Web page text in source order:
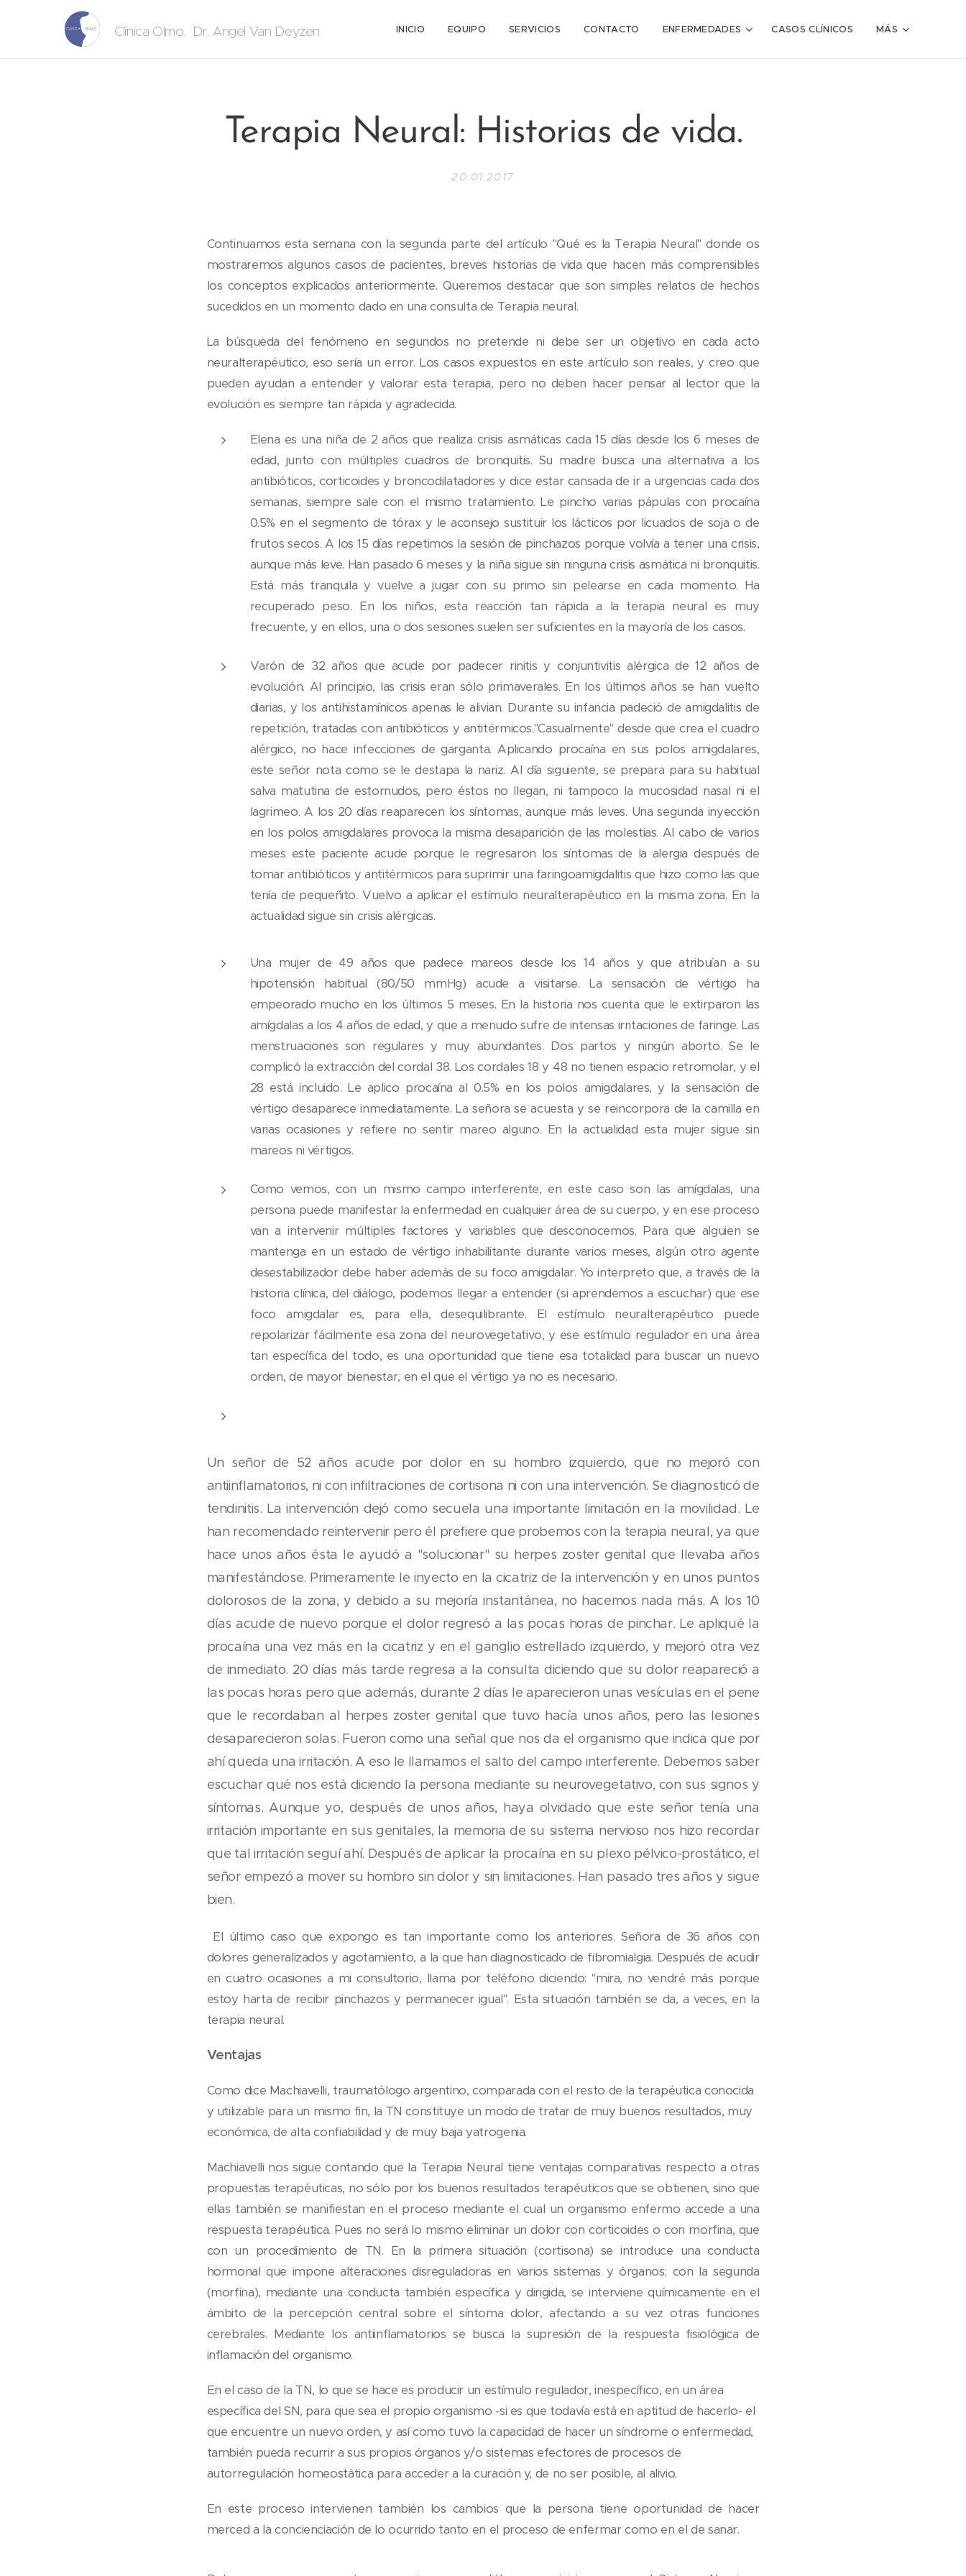
Clínica Olmo. Dr. Angel Van Deyzen INICIO EQUIPO SERVICIOS CONTACTO ENFERMEDADES CASOS CLÍNICOS MÁS
Terapia Neural: Historias de vida.
20.01.2017
Continuamos esta semana con la segunda parte del artículo "Qué es la Terapia Neural" donde os
mostraremos algunos casos de pacientes, breves historias de vida que hacen más comprensibles
los conceptos explicados anteriormente. Queremos destacar que son simples relatos de hechos
sucedidos en un momento dado en una consulta de Terapia neural.
La búsqueda del fenómeno en segundos no pretende ni debe ser un objetivo en cada acto
neuralterapéutico, eso sería un error. Los casos expuestos en este artículo son reales, y creo que
pueden ayudan a entender y valorar esta terapia, pero no deben hacer pensar al lector que la
evolución es siempre tan rápida y agradecida.
Elena es una niña de 2 años que realiza crisis asmáticas cada 15 días desde los 6 meses de
edad, junto con múltiples cuadros de bronquitis. Su madre busca una alternativa a los
antibióticos, corticoides y broncodilatadores y dice estar cansada de ir a urgencias cada dos
semanas, siempre sale con el mismo tratamiento. Le pincho varias pápulas con procaína
0.5% en el segmento de tórax y le aconsejo sustituir los lácticos por licuados de soja o de
frutos secos. A los 15 días repetimos la sesión de pinchazos porque volvía a tener una crisis,
aunque más leve. Han pasado 6 meses y la niña sigue sin ninguna crisis asmática ni bronquitis.
Está más tranquila y vuelve a jugar con su primo sin pelearse en cada momento. Ha
recuperado peso. En los niños, esta reacción tan rápida a la terapia neural es muy
frecuente, y en ellos, una o dos sesiones suelen ser suficientes en la mayoría de los casos.
Varón de 32 años que acude por padecer rinitis y conjuntivitis alérgica de 12 años de
evolución. Al principio, las crisis eran sólo primaverales. En los últimos años se han vuelto
diarias, y los antihistamínicos apenas le alivian. Durante su infancia padeció de amigdalitis de
repetición, tratadas con antibióticos y antitérmicos."Casualmente" desde que crea el cuadro
alérgico, no hace infecciones de garganta. Aplicando procaína en sus polos amigdalares,
este señor nota como se le destapa la nariz. Al día siguiente, se prepara para su habitual
salva matutina de estornudos, pero éstos no llegan, ni tampoco la mucosidad nasal ni el
lagrimeo. A los 20 días reaparecen los síntomas, aunque más leves. Una segunda inyección
en los polos amigdalares provoca la misma desaparición de las molestias. Al cabo de varios
meses este paciente acude porque le regresaron los síntomas de la alergia después de
tomar antibióticos y antitérmicos para suprimir una faringoamigdalitis que hizo como las que
tenía de pequeñito. Vuelvo a aplicar el estímulo neuralterapéutico en la misma zona. En la
actualidad sigue sin crisis alérgicas.
Una mujer de 49 años que padece mareos desde los 14 años y que atribuían a su
hipotensión habitual (80/50 mmHg) acude a visitarse. La sensación de vértigo ha
empeorado mucho en los últimos 5 meses. En la historia nos cuenta que le extirparon las
amígdalas a los 4 años de edad, y que a menudo sufre de intensas irritaciones de faringe. Las
menstruaciones son regulares y muy abundantes. Dos partos y ningún aborto. Se le
complicó la extracción del cordal 38. Los cordales 18 y 48 no tienen espacio retromolar, y el
28 está incluido. Le aplico procaína al 0.5% en los polos amigdalares, y la sensación de
vértigo desaparece inmediatamente. La señora se acuesta y se reincorpora de la camilla en
varias ocasiones y refiere no sentir mareo alguno. En la actualidad esta mujer sigue sin
mareos ni vértigos.
Como vemos, con un mismo campo interferente, en este caso son las amígdalas, una
persona puede manifestar la enfermedad en cualquier área de su cuerpo, y en ese proceso
van a intervenir múltiples factores y variables que desconocemos. Para que alguien se
mantenga en un estado de vértigo inhabilitante durante varios meses, algún otro agente
desestabilizador debe haber además de su foco amigdalar. Yo interpreto que, a través de la
historia clínica, del diálogo, podemos llegar a entender (si aprendemos a escuchar) que ese
foco amigdalar es, para ella, desequilibrante. El estímulo neuralterapéutico puede
repolarizar fácilmente esa zona del neurovegetativo, y ese estímulo regulador en una área
tan específica del todo, es una oportunidad que tiene esa totalidad para buscar un nuevo
orden, de mayor bienestar, en el que el vértigo ya no es necesario.
Un señor de 52 años acude por dolor en su hombro izquierdo, que no mejoró con
antiinflamatorios, ni con infiltraciones de cortisona ni con una intervención. Se diagnosticó de
tendinitis. La intervención dejó como secuela una importante limitación en la movilidad. Le
han recomendado reintervenir pero él prefiere que probemos con la terapia neural, ya que
hace unos años ésta le ayudó a "solucionar" su herpes zoster genital que llevaba años
manifestándose. Primeramente le inyecto en la cicatriz de la intervención y en unos puntos
dolorosos de la zona, y debido a su mejoría instantánea, no hacemos nada más. A los 10
días acude de nuevo porque el dolor regresó a las pocas horas de pinchar. Le apliqué la
procaína una vez más en la cicatriz y en el ganglio estrellado izquierdo, y mejoró otra vez
de inmediato. 20 días más tarde regresa a la consulta diciendo que su dolor reapareció a
las pocas horas pero que además, durante 2 días le aparecieron unas vesículas en el pene
que le recordaban al herpes zoster genital que tuvo hacía unos años, pero las lesiones
desaparecieron solas. Fueron como una señal que nos da el organismo que indica que por
ahí queda una irritación. A eso le llamamos el salto del campo interferente. Debemos saber
escuchar qué nos está diciendo la persona mediante su neurovegetativo, con sus signos y
síntomas. Aunque yo, después de unos años, haya olvidado que este señor tenía una
irritación importante en sus genitales, la memoria de su sistema nervioso nos hizo recordar
que tal irritación seguí ahí. Después de aplicar la procaína en su plexo pélvico-prostático, el
señor empezó a mover su hombro sin dolor y sin limitaciones. Han pasado tres años y sigue
bien.
El último caso que expongo es tan importante como los anteriores. Señora de 36 años con
dolores generalizados y agotamiento, a la que han diagnosticado de fibromialgia. Después de acudir
en cuatro ocasiones a mi consultorio, llama por teléfono diciendo: "mira, no vendré más porque
estoy harta de recibir pinchazos y permanecer igual". Esta situación también se da, a veces, en la
terapia neural.
Ventajas
Como dice Machiavelli, traumatólogo argentino, comparada con el resto de la terapéutica conocida
y utilizable para un mismo fin, la TN constituye un modo de tratar de muy buenos resultados, muy
económica, de alta confiabilidad y de muy baja yatrogenia.
Machiavelli nos sigue contando que la Terapia Neural tiene ventajas comparativas respecto a otras
propuestas terapéuticas, no sólo por los buenos resultados terapéuticos que se obtienen, sino que
ellas también se manifiestan en el proceso mediante el cual un organismo enfermo accede a una
respuesta terapéutica. Pues no será lo mismo eliminar un dolor con corticoides o con morfina, que
con un procedimiento de TN. En la primera situación (cortisona) se introduce una conducta
hormonal que impone alteraciones disreguladoras en varios sistemas y órganos; con la segunda
(morfina), mediante una conducta también específica y dirigida, se interviene químicamente en el
ámbito de la percepción central sobre el síntoma dolor, afectando a su vez otras funciones
cerebrales. Mediante los antiinflamatorios se busca la supresión de la respuesta fisiológica de
inflamación del organismo.
En el caso de la TN, lo que se hace es producir un estímulo regulador, inespecífico, en un área
específica del SN, para que sea el propio organismo -si es que todavía está en aptitud de hacerlo- el
que encuentre un nuevo orden, y así como tuvo la capacidad de hacer un síndrome o enfermedad,
también pueda recurrir a sus propios órganos y/o sistemas efectores de procesos de
autorregulación homeostática para acceder a la curación y, de no ser posible, al alivio.
En este proceso intervienen también los cambios que la persona tiene oportunidad de hacer
merced a la concienciación de lo ocurrido tanto en el proceso de enfermar como en el de sanar.